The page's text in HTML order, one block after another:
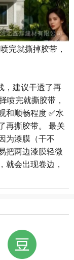
完就撕掉胶带，
，建议干透了再
喷完就撕胶带，
和顺畅程度 ✅水
再撕胶带。 最关
为漆膜（干不
把两边漆膜轻微
就会出现卷边，